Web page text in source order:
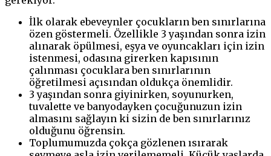
İlk olarak ebeveynler çocukların ben sınırlarına
özen göstermeli. Özellikle 3 yaşından sonra izin
alınarak öpülmesi, eşya ve oyuncakları için izin
istenmesi, odasına girerken kapısının
çalınması çocuklara ben sınırlarının
öğretilmesi açısından oldukça önemlidir.
3 yaşından sonra giyinirken, soyunurken,
tuvalette ve banyodayken çocuğunuzun izin
almasını sağlayın ki sizin de ben sınırlarınız
olduğunu öğrensin.
Toplumumuzda çokça gözlenen ısırarak